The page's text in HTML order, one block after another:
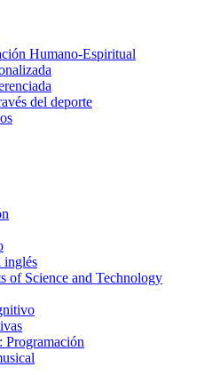
Humano-Espiritual
del deporte
inglés
of Science and Technology
Programación